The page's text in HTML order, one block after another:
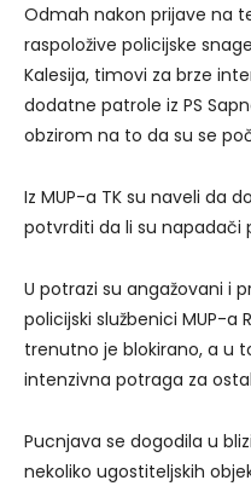
Odmah nakon prijave na
raspoložive policijske
Kalesija, timovi za brze
dodatne patrole iz PS
obzirom na to da su se
Iz MUP-a TK su naveli da
potvrditi da li su napadači
U potrazi su angažovani i
policijski službenici MUP-a
trenutno je blokirano, a u
intenzivna potraga za
Pucnjava se dogodila u
nekoliko ugostiteljskih